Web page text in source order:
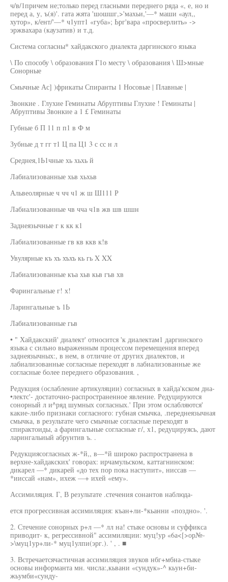
ч/в/1причем не;только перед гласными переднего ряда «, е, но и
перед а, у, ъ(я)'. гата жята 'шошшг,>'махьи,'—* маши «аул,,
хутор», к/ент/'—* ч1упт1 «губа»; Ьрг'вара «просверлить» ->
эржвахара (каузатив) и т.д.
Система согласны* хайдакского диалекта даргинского языка
\ По способу \ образования Г1о месту \ образования \ Ш>мные
Сонорные
Смычные Ас] )фрикаты Спиранты 1 Носовые | Плавные |
Звонкие . Глухие Геминаты Абруптивы Глухие ! Геминаты |
Абруптивы Звонкие а 1 £ Геминаты
Губные б П 11 п п1 в Ф м
Зубные д т гг т1 Ц па Ц1 3 с сс н л
Среднея,1Ь1чные хь хьхь й
Лабиализованные хьв хьхьв
Альвеолярные ч чч ч1 ж ш Ш111 Р
Лабиализованные чв чча ч1в жв шв шшн
Заднеязычные г к кк к1
Лабиализованные гв кв ккв к!в
Увулярные къ хъ хъхъ кь гь X XX
Лабиализованные къа хьв кьв гъв хв
Фарингальные г! х!
Ларингальные ъ 1Ь
Лабиализованные гьв
• " Хайдакский' диалект' относится 'к диалектам1 даргинского
языка с сильно выраженным процессом перемещения вперед
заднеязычных:, в нем, в отличие от других диалектов, и
лабиализованные согласные переходят в лабиализованные же
согласные более переднего образования. ,
Редукция (ослабление артикуляции) согласных в хайда'кском дна-
•лектс'- достаточно-распространенное явление. Редуцируются
сонорный л и^ряд шумных согласных.' При этом ослабляются'
какие-либо признаки согласного: губная смычка, .переднеязычная
смычка, в результате чего смычные согласные переходят в
спирактоиды, а фарингальные согласные г/, х1, редуцируясь, дают
ларингальиый абрунтив ъ. .
Редукциясогласных ж-*й,, в—*й широко распространена в
верхне-хайдакских' говорах: ирчамульском, каттагнинском:
дикарел —* дикарей «до тех пор пока наступит», ниссав —
*ииссай «нам», ихеж —+ ихей «ему».
Ассимиляция. Г, В результате .стечения сонантов наблюда-
ется прогрессивная ассимиляция: къан+ли-*кьанни «поздно». '.
2. Стечение сонорных р+л —* лл на! стыке основы и суффикса
приводит- к, регрессивной" ассимиляции: муц!ур «6а<[>ор№-
>\муц1ур+ли-* муц1улпи(эрг.). ' , . ■
3. Встречаетсячастичная ассимиляция звуков нбг+мбна-стыке
основы информанта мн. числа:,кьвани «сундук»-^ кьун+би-
жьумби«сунду-